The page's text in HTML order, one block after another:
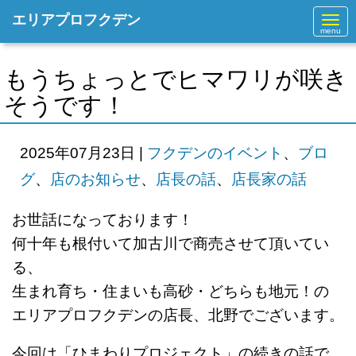
N
a
v
g
a
o
エリアプロフクデン
もうちょっとでヒマワリが咲き
そうです！
2025年07月23日 | フクデンのイベント 、 ブロ
グ、 店のお知らせ、 店長の話、 店長家の話
お世話になっております！
何十年も根付いて加古川で商売させて頂いてい
る、
生まれ育ち・住まいも高砂・どちらも地元！の
エリアプロフクデンの店長、北野でございます。